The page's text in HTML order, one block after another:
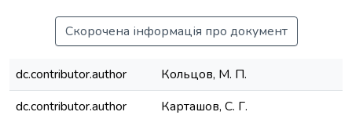
Скорочена інформація про документ
dc.contributor.author
Кольцов, М. П.
dc.contributor.author
Карташов, С. Г.